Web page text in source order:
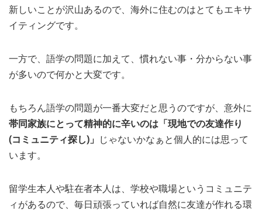
EVERYDAY – 日常ブログ
新しいことが沢山あるので、海外に住むのはとてもエキサ
イティングです。
一方で、語学の問題に加えて、慣れない事・分からない事
が多いので何かと大変です。
もちろん語学の問題が一番大変だと思うのですが、意外に
帯同家族にとって精神的に辛いのは「現地での友達作り
(コミュニティ探し)」 じゃないかなぁと個人的には思って
います。
留学生本人や駐在者本人は、学校や職場というコミュニテ
ィがあるので、毎日頑張っていれば自然に友達が作れる環